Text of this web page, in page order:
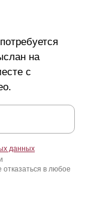
на
с
данных
в любое